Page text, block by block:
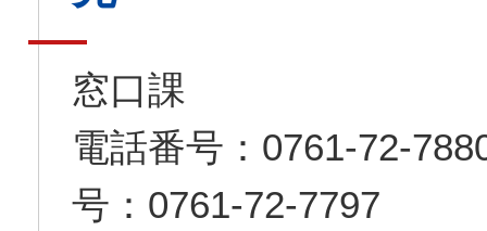
窓口課
電話番号：0761-72-
号：0761-72-7797